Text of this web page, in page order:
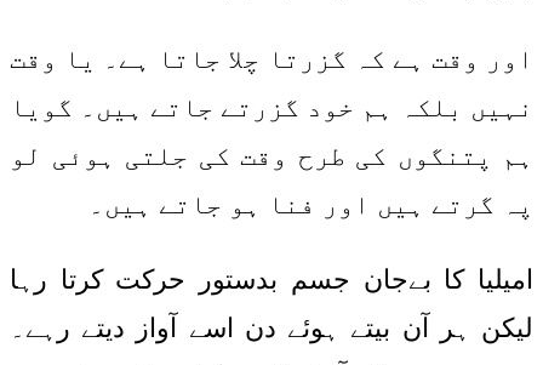
اور وقت ہے کہ گزرتا چلا جاتا ہے۔ یا وقت
نہیں بلکہ ہم خود گزرتے جاتے ہیں۔ گویا
ہم پتنگوں کی طرح وقت کی جلتی ہوئی لو
پہ گرتے ہیں اور فنا ہو جاتے ہیں۔
امیلیا کا بےجان جسم بدستور حرکت کرتا رہا
لیکن ہر آن بیتے ہوئے دن اسے آواز دیتے رہے۔